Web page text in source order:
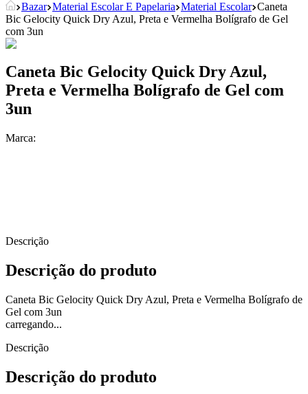
Bazar Material Escolar E Papelaria Material Escolar Caneta
Bic Gelocity Quick Dry Azul, Preta e Vermelha Bolígrafo de Gel
com 3un
Caneta Bic Gelocity Quick Dry Azul,
Preta e Vermelha Bolígrafo de Gel com
3un
Marca:
Descrição
Descrição do produto
Caneta Bic Gelocity Quick Dry Azul, Preta e Vermelha Bolígrafo de
Gel com 3un
carregando...
Descrição
Descrição do produto